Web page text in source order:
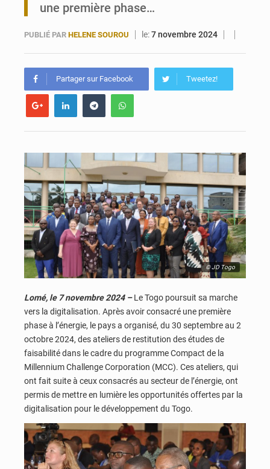
une première phase…
PUBLIÉ PAR HELENE SOUROU le:7 novembre 2024
Partager sur Facebook Tweetez!
© JD Togo
Lomé, le 7 novembre 2024 –Le Togo poursuit sa marche
vers la digitalisation. Après avoir consacré une première
phase à l’énergie, le pays a organisé, du 30 septembre au 2
octobre 2024, des ateliers de restitution des études de
faisabilité dans le cadre du programme Compact de la
Millennium Challenge Corporation (MCC). Ces ateliers, qui
ont fait suite à ceux consacrés au secteur de l’énergie, ont
permis de mettre en lumière les opportunités offertes par la
digitalisation pour le développement du Togo.